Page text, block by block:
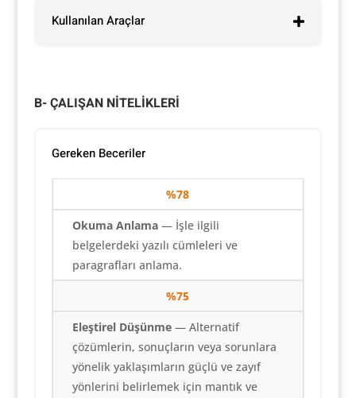
Kullanılan Araçlar
B- ÇALIŞAN NİTELİKLERİ
Gereken Beceriler
%78
Okuma Anlama— İşle ilgili
belgelerdeki yazılı cümleleri ve
paragrafları anlama.
%75
Eleştirel Düşünme— Alternatif
çözümlerin, sonuçların veya sorunlara
yönelik yaklaşımların güçlü ve zayıf
yönlerini belirlemek için mantık ve